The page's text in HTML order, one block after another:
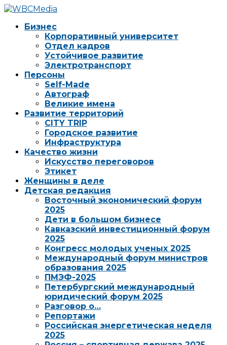
Бизнес
Корпоративный университет
Отдел кадров
Устойчивое развитие
Электротранспорт
Персоны
Self-Made
Автограф
Великие имена
Развитие территорий
CITY TRIP
Городское развитие
Инфраструктура
Качество жизни
Искусство переговоров
Этикет
Женщины в деле
Детская редакция
Восточный экономический форум
2025
Дети в большом бизнесе
Кавказский инвестиционный форум
2025
Конгресс молодых ученых 2025
Международный форум министров
образования 2025
ПМЭФ-2025
Петербургский международный
юридический форум 2025
Разговор о…
Репортажи
Российская энергетическая неделя
2025